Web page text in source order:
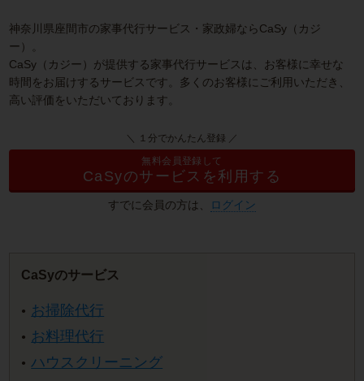
神奈川県座間市の家事代行サービス・家政婦ならCaSy（カジ
ー）。
CaSy（カジー）が提供する家事代行サービスは、お客様に幸せな
時間をお届けするサービスです。多くのお客様にご利用いただき、
高い評価をいただいております。
＼ １分でかんたん登録 ／
無料会員登録して
CaSyのサービスを利用する
すでに会員の方は、 ログイン
CaSyのサービス
お掃除代行
お料理代行
ハウスクリーニング